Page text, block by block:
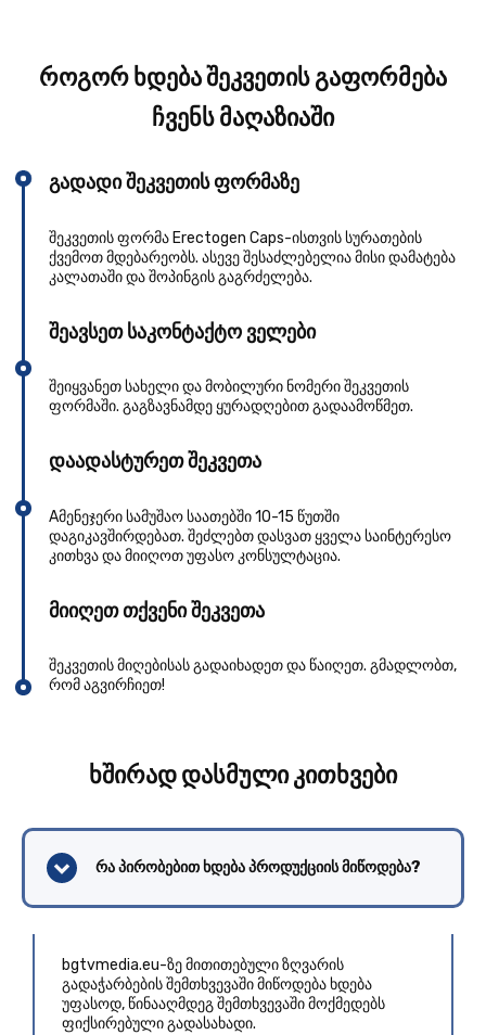
როგორ ხდება შეკვეთის გაფორმება
ჩვენს მაღაზიაში
გადადი შეკვეთის ფორმაზე
შეკვეთის ფორმა Erectogen Caps-ისთვის სურათების
ქვემოთ მდებარეობს. ასევე შესაძლებელია მისი დამატება
კალათაში და შოპინგის გაგრძელება.
შეავსეთ საკონტაქტო ველები
შეიყვანეთ სახელი და მობილური ნომერი შეკვეთის
ფორმაში. გაგზავნამდე ყურადღებით გადაამოწმეთ.
დაადასტურეთ შეკვეთა
Aმენეჯერი სამუშაო საათებში 10-15 წუთში
დაგიკავშირდებათ. შეძლებთ დასვათ ყველა საინტერესო
კითხვა და მიიღოთ უფასო კონსულტაცია.
მიიღეთ თქვენი შეკვეთა
შეკვეთის მიღებისას გადაიხადეთ და წაიღეთ. გმადლობთ,
რომ აგვირჩიეთ!
ხშირად დასმული კითხვები
რა პირობებით ხდება პროდუქციის მიწოდება?
bgtvmedia.eu-ზე მითითებული ზღვარის
გადაჭარბების შემთხვევაში მიწოდება ხდება
უფასოდ, წინააღმდეგ შემთხვევაში მოქმედებს
ფიქსირებული გადასახადი.